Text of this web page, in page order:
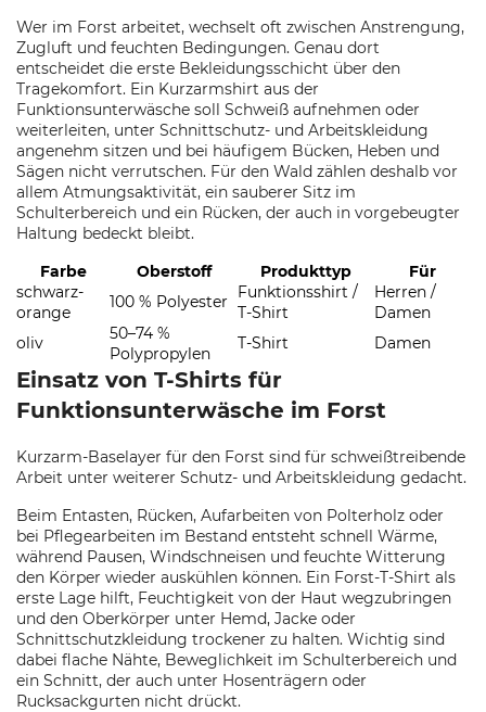
Wer im Forst arbeitet, wechselt oft zwischen Anstrengung,
Zugluft und feuchten Bedingungen. Genau dort
entscheidet die erste Bekleidungsschicht über den
Tragekomfort. Ein Kurzarmshirt aus der
Funktionsunterwäsche soll Schweiß aufnehmen oder
weiterleiten, unter Schnittschutz- und Arbeitskleidung
angenehm sitzen und bei häufigem Bücken, Heben und
Sägen nicht verrutschen. Für den Wald zählen deshalb vor
allem Atmungsaktivität, ein sauberer Sitz im
Schulterbereich und ein Rücken, der auch in vorgebeugter
Haltung bedeckt bleibt.
Farbe
Oberstoff Produkttyp
Für
schwarz-
orange
100 % Polyester
Funktionsshirt /
T-Shirt
Herren /
Damen
oliv
50–74 %
Polypropylen
T-Shirt Damen
Einsatz von T-Shirts für
Funktionsunterwäsche im Forst
Kurzarm-Baselayer für den Forst sind für schweißtreibende
Arbeit unter weiterer Schutz- und Arbeitskleidung gedacht.
Beim Entasten, Rücken, Aufarbeiten von Polterholz oder
bei Pflegearbeiten im Bestand entsteht schnell Wärme,
während Pausen, Windschneisen und feuchte Witterung
den Körper wieder auskühlen können. Ein Forst-T-Shirt als
erste Lage hilft, Feuchtigkeit von der Haut wegzubringen
und den Oberkörper unter Hemd, Jacke oder
Schnittschutzkleidung trockener zu halten. Wichtig sind
dabei flache Nähte, Beweglichkeit im Schulterbereich und
ein Schnitt, der auch unter Hosenträgern oder
Rucksackgurten nicht drückt.